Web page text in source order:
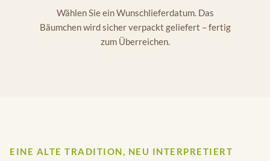
Wählen Sie ein Wunschlieferdatum. Das
Bäumchen wird sicher verpackt geliefert – fertig
zum Überreichen.
EINE ALTE TRADITION, NEU INTERPRETIERT